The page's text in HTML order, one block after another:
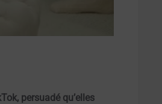
persuadé qu’elles